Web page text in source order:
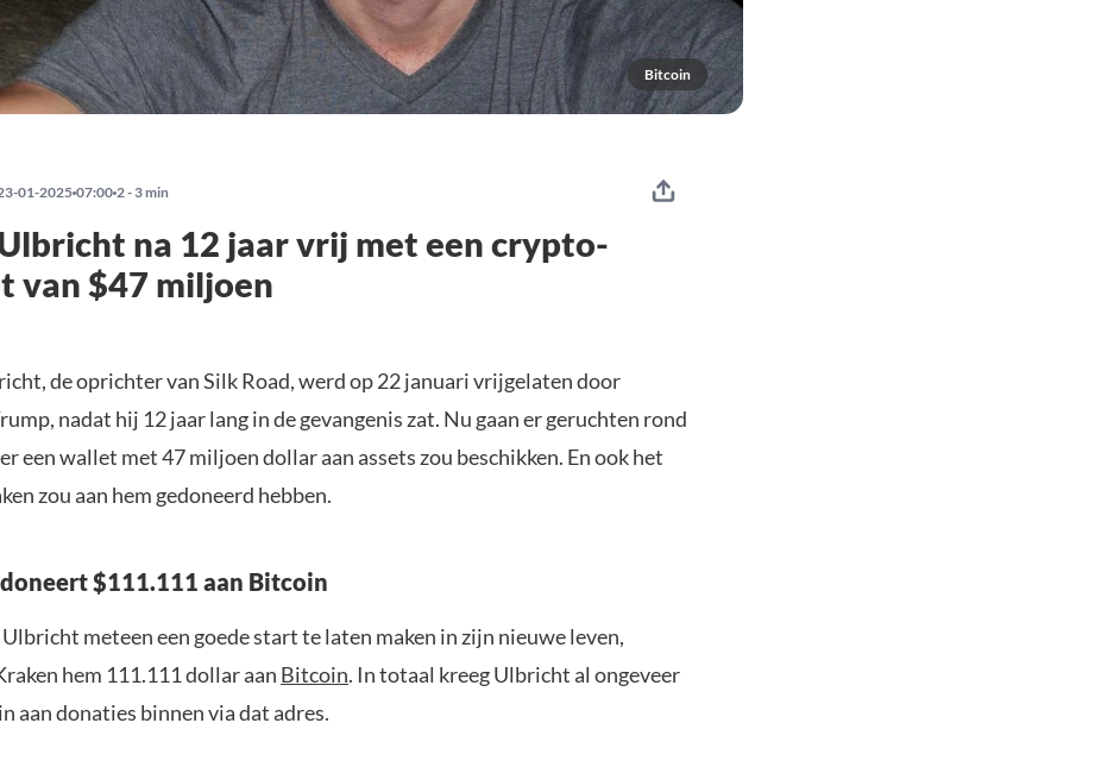
Bitcoin
01-202507:00 2 - 3 min
na 12 jaar vrij met een crypto-
van $47 miljoen
de oprichter van Silk Road, werd op 22 januari vrijgelaten door
nadat hij 12 jaar lang in de gevangenis zat. Nu gaan er geruchten rond
een wallet met 47 miljoen dollar aan assets zou beschikken. En ook het
zou aan hem gedoneerd hebben.
$111.111 aan Bitcoin
meteen een goede start te laten maken in zijn nieuwe leven,
hem 111.111 dollar aan Bitcoin. In totaal kreeg Ulbricht al ongeveer
aan donaties binnen via dat adres.